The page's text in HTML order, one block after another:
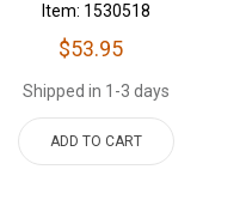
Item: 1530518
$53.95
Shipped in 1-3 days
ADD TO CART